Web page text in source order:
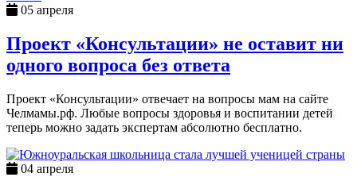
05 апреля
Проект «Консультации» не оставит ни
одного вопроса без ответа
Проект «Консультации» отвечает на вопросы мам на сайте
Челмамы.рф. Любые вопросы здоровья и воспитании детей
теперь можно задать экспертам абсолютно бесплатно.
04 апреля